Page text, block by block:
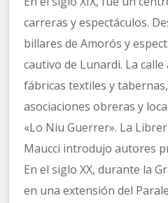
carreras y espectáculos.
billares de Amorós y
cautivo de Lunardi. La
fábricas textiles y
asociaciones obreras y
«Lo Niu Guerrer». La
Maucci introdujo autores
En el siglo XX, durante la
en una extensión del